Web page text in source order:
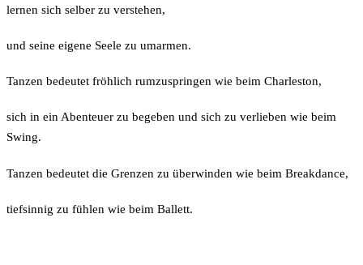
lernen sich selber zu verstehen,
und seine eigene Seele zu umarmen.
Tanzen bedeutet fröhlich rumzuspringen wie beim Charleston,
sich in ein Abenteuer zu begeben und sich zu verlieben wie beim
Swing.
Tanzen bedeutet die Grenzen zu überwinden wie beim Breakdance,
tiefsinnig zu fühlen wie beim Ballett.